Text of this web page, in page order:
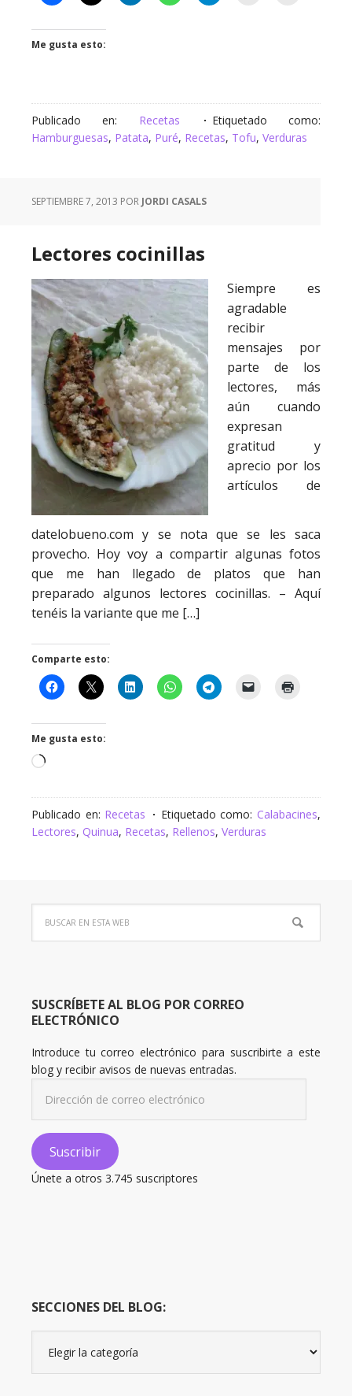
Me gusta esto:
Publicado en: Recetas
Etiquetado como:
Hamburguesas, Patata, Puré, Recetas, Tofu, Verduras
SEPTIEMBRE 7, 2013 POR JORDI CASALS
Lectores cocinillas
Siempre es
agradable
recibir
mensajes por
parte de los
lectores, más
aún cuando
expresan
gratitud y
aprecio por los
artículos de
datelobueno.com y se nota que se les saca
provecho. Hoy voy a compartir algunas fotos
que me han llegado de platos que han
preparado algunos lectores cocinillas. – Aquí
tenéis la variante que me […]
Comparte esto:
Me gusta esto:
Cargando...
Publicado en: Recetas Etiquetado como: Calabacines,
Lectores, Quinua, Recetas, Rellenos, Verduras
SUSCRÍBETE AL BLOG POR CORREO
ELECTRÓNICO
Introduce tu correo electrónico para suscribirte a este
blog y recibir avisos de nuevas entradas.
correo
electrónico
Suscribir
Únete a otros 3.745 suscriptores
SECCIONES DEL BLOG:
Blog: